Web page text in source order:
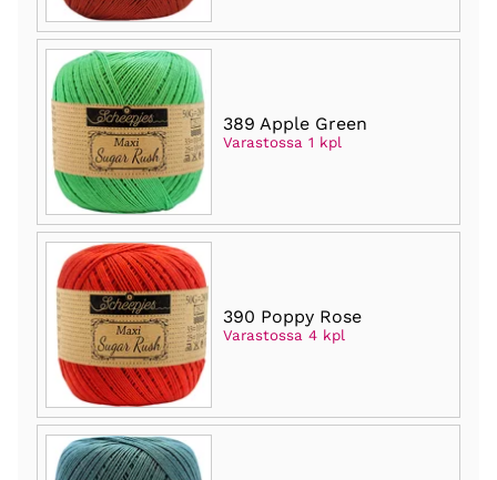
389 Apple Green
Varastossa 1 kpl
390 Poppy Rose
Varastossa 4 kpl